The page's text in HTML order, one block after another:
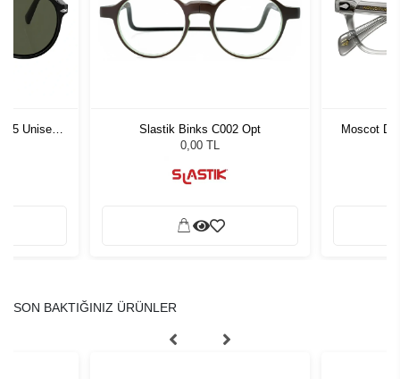
55 Unisex
Slastik Binks C002 Opt
0,00 TL
Moscot
SON BAKTIĞINIZ ÜRÜNLER